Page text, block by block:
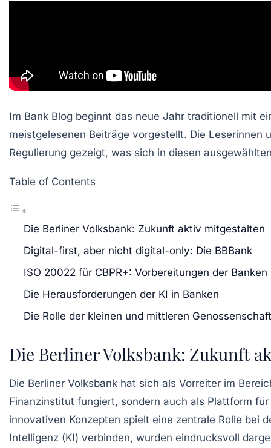
Im Bank Blog beginnt das neue Jahr traditionell mit
meistgelesenen Beiträge vorgestellt. Die Leserinnen
Regulierung gezeigt, was sich in diesen
Table of Contents
Die Berliner Volksbank: Zukunft aktiv mitgestalten
Digital-first, aber nicht digital-only: Die BBBank
ISO 20022 für CBPR+: Vorbereitungen der Banken
Die Herausforderungen der KI in Banken
Die Rolle der kleinen und mittleren
Die Berliner Volksbank: Zukunft
Die Berliner Volksbank hat sich als Vorreiter im
Finanzinstitut fungiert, sondern auch als Plattform für
innovativen Konzepten spielt eine zentrale Rolle bei
Intelligenz (KI) verbinden, wurden eindrucksvoll